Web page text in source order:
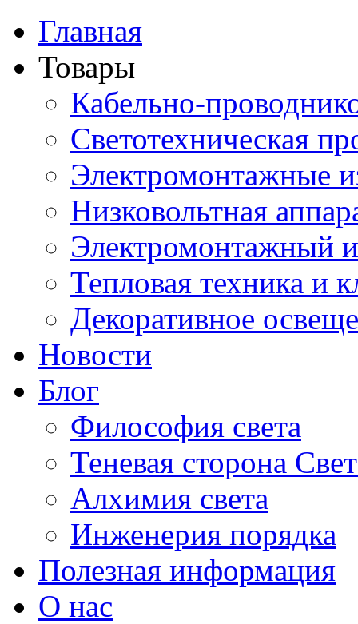
Главная
Товары
Кабельно-
Светотехническая
Электромонтажные
Низковольтная
Электромонтажный
Тепловая техника и
Декоративное
Новости
Блог
Философия света
Теневая сторона
Алхимия света
Инженерия порядка
Полезная информация
О нас